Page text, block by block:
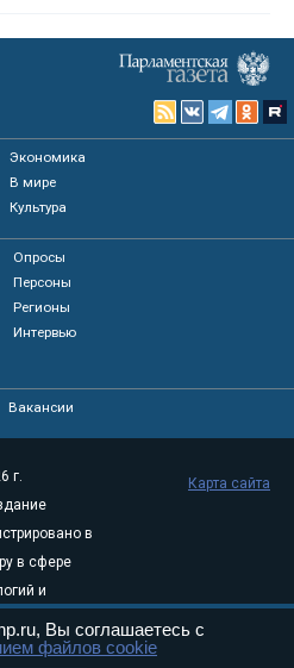
Экономика
В мире
Культура
Опросы
Персоны
Регионы
Интервью
Вакансии
г.
в
в сфере
и
Карта сайта
Вы соглашаетесь с
файлов cookie